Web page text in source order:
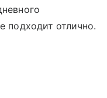
подходит отлично.